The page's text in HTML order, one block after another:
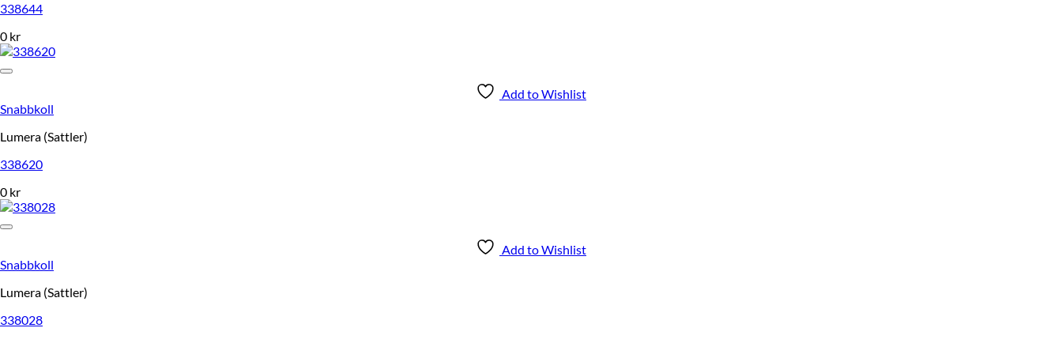
338644
0 kr
Add to Wishlist
Snabbkoll
Lumera (Sattler)
338620
0 kr
Add to Wishlist
Snabbkoll
Lumera (Sattler)
338028